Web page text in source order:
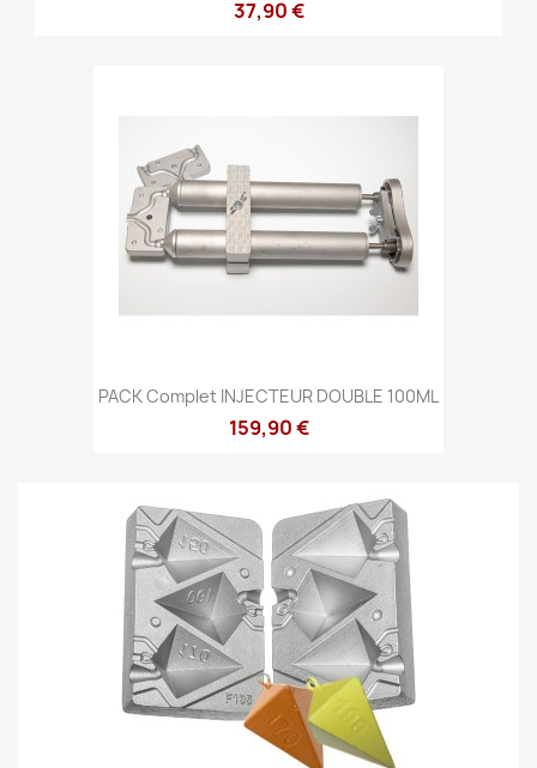
37,90 €
PACK Complet INJECTEUR DOUBLE 100ML
159,90 €